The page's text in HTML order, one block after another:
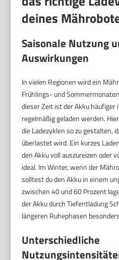
deines
Saisonale Nutzung
Auswirkungen
In vielen Regionen wird ein
Frühlings- und
dieser Zeit ist der Akku häufiger
regelmäßig geladen werden.
die Ladezyklen so zu gestalten,
überlastet wird. Ein kurzes
den Akku voll auszureizen oder
ideal. Im Winter, wenn der
solltest du den Akku in einem
zwischen 40 und 60 Prozent
der Akku durch Tiefentladung
längeren Ruhephasen
Unterschiedliche